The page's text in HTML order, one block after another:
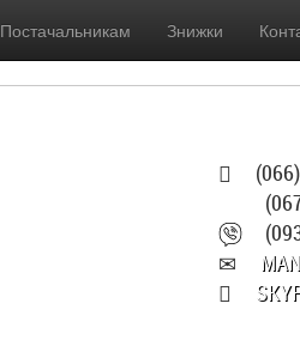
Постачальникам Знижки